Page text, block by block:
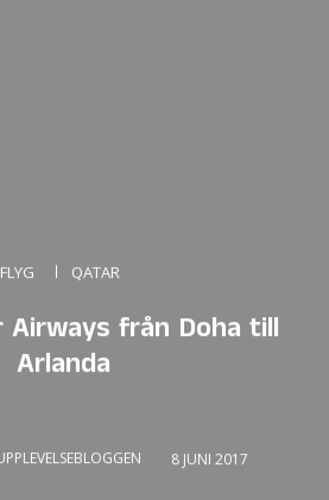
FLYG QATAR
Airways från Doha till
Arlanda
8 JUNI 2017